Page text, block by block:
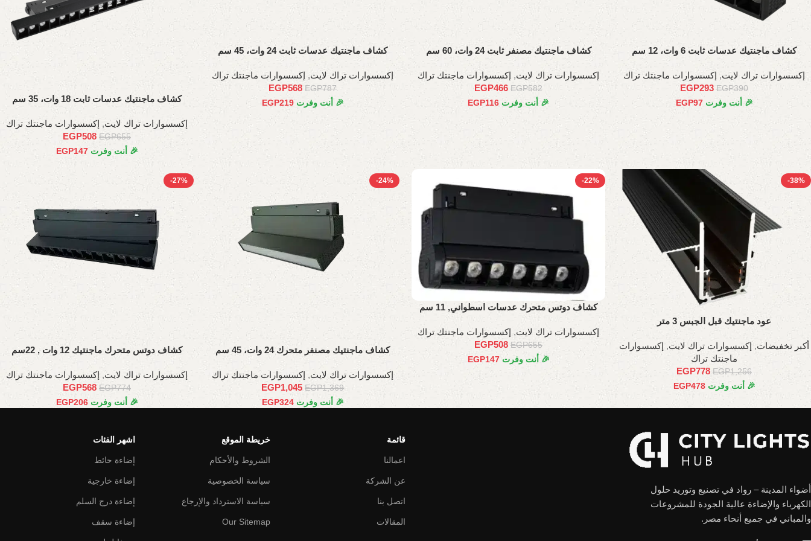
كشاف ماجنتيك عدسات ثابت 6 وات، 12 سم
إكسسوارات تراك لايت, إكسسوارات ماجنتك تراك
EGP390
EGP293
🎉 أنت وفرت EGP97
كشاف ماجنتيك مصنفر ثابت 24 وات، 60 سم
إكسسوارات تراك لايت, إكسسوارات ماجنتك تراك
EGP582
EGP466
🎉 أنت وفرت EGP116
كشاف ماجنتيك عدسات ثابت 24 وات، 45 سم
إكسسوارات تراك لايت, إكسسوارات ماجنتك تراك
EGP787
EGP568
🎉 أنت وفرت EGP219 كشاف ماجنتيك عدسات ثابت 18 وات، 35 سم
إكسسوارات تراك لايت, إكسسوارات ماجنتك تراك
EGP655
EGP508
🎉 أنت وفرت EGP147
-38%
عود ماجنتيك قبل الجبس 3 متر
أكبر تخفيضات, إكسسوارات تراك لايت, إكسسوارات
ماجنتك تراك
EGP1,256
EGP778
🎉 أنت وفرت EGP478
-22%
كشاف دوتس متحرك عدسات اسطواني, 11 سم
إكسسوارات تراك لايت, إكسسوارات ماجنتك تراك
EGP655
EGP508
🎉 أنت وفرت EGP147
-24%
كشاف ماجنتيك مصنفر متحرك 24 وات، 45 سم
إكسسوارات تراك لايت, إكسسوارات ماجنتك تراك
EGP1,369
EGP1,045
🎉 أنت وفرت EGP324
-27%
كشاف دوتس متحرك ماجنتيك 12 وات , 22سم
إكسسوارات تراك لايت, إكسسوارات ماجنتك تراك
EGP774
EGP568
🎉 أنت وفرت EGP206
أضواء المدينة – رواد في تصنيع وتوريد حلول
الكهرباء والإضاءة عالية الجودة للمشروعات
والمباني في جميع أنحاء مصر.
قائمة
اعمالنا
عن الشركة
اتصل بنا
المقالات
خريطة الموقع
الشروط والأحكام
سياسة الخصوصية
سياسة الاسترداد والإرجاع
Our Sitemap
اشهر الفئات
إضاءة حائط
إضاءة خارجية
إضاءة درج السلم
إضاءة سقف